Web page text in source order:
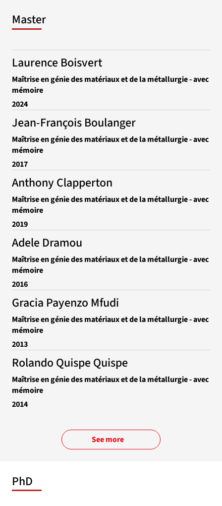
Master
Laurence Boisvert
Maîtrise en génie des matériaux et de la métallurgie - avec
mémoire
2024
Jean-François Boulanger
Maîtrise en génie des matériaux et de la métallurgie - avec
mémoire
2017
Anthony Clapperton
Maîtrise en génie des matériaux et de la métallurgie - avec
mémoire
2019
Adele Dramou
Maîtrise en génie des matériaux et de la métallurgie - avec
mémoire
2016
Gracia Payenzo Mfudi
Maîtrise en génie des matériaux et de la métallurgie - avec
mémoire
2013
Rolando Quispe Quispe
Maîtrise en génie des matériaux et de la métallurgie - avec
mémoire
2014
See more
PhD